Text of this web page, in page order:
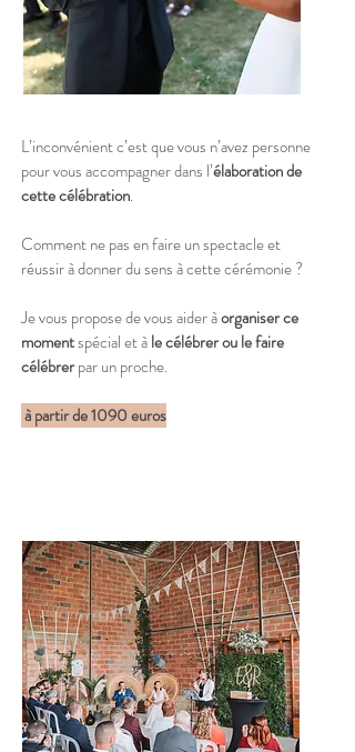
L’inconvénient c’est que vous n’avez personne
pour vous accompagner dans l’élaboration de
cette célébration.
Comment ne pas en faire un spectacle et
réussir à donner du sens à cette cérémonie ?
Je vous propose de vous aider àorganiser ce
momentspécial et àle célébrer ou le faire
célébrerpar un proche.
à partir de 1090 euros